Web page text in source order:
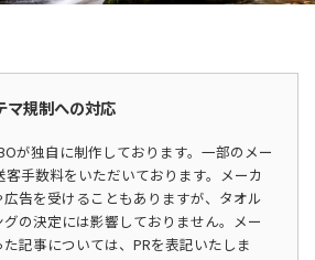
マ規制への対応
が独自に制作しております。一部のメー
客手数料をいただいております。メーカ
告を受けることもありますが、タオル
の決定には影響しておりません。メー
記事については、PRを表記いたしま